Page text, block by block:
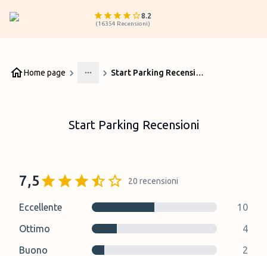
8.2
(16354 Recensioni)
Home page
More
Start Parking Recensioni
Start Parking Recensioni
7,5 20 recensioni
Eccellente
10
Ottimo
4
Buono
2